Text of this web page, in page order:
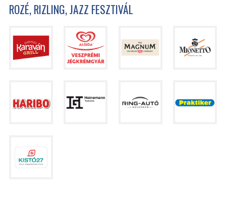
ROZÉ, RIZLING, JAZZ FESZTIVÁL